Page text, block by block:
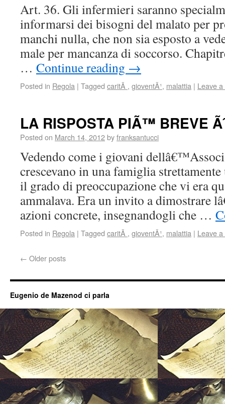
Art. 36. Gli infermieri saranno
informarsi dei bisogni del malato per
manchi nulla, che non sia esposto a
male per mancanza di soccorso.
… Continue reading →
Posted in Regola | Tagged caritÃ , gioventÃ¹, malattia | Leave
LA RISPOSTA PIÃ™ BREVE
Posted on March 14, 2012byfranksantucci
Vedendo come i giovani
crescevano in una famiglia
il grado di preoccupazione che vi era
ammalava. Era un invito a dimostrare
azioni concrete, insegnandogli che …
Posted in Regola | Tagged caritÃ , gioventÃ¹, malattia | Leave
← Older posts
Eugenio de Mazenod ci parla